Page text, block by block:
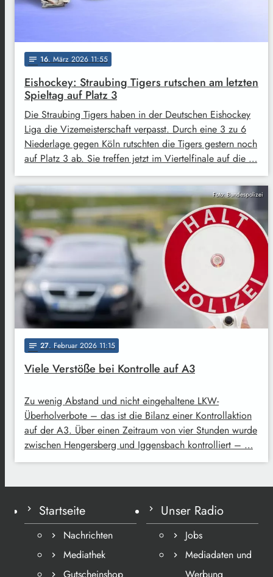
notes 16. März 2026 11:55
Eishockey: Straubing Tigers rutschen am letzten
Spieltag auf Platz 3
Die Straubing Tigers haben in der Deutschen Eishockey
Liga die Vizemeisterschaft verpasst. Durch eine 3 zu 6
Niederlage gegen Köln rutschten die Tigers gestern noch
auf Platz 3 ab. Sie treffen jetzt im Viertelfinale auf die …
Foto: Bundespolizei
notes 27. Februar 2026 11:15
Viele Verstöße bei Kontrolle auf A3
Zu wenig Abstand und nicht eingehaltene LKW-
Überholverbote – das ist die Bilanz einer Kontrollaktion
auf der A3. Über einen Zeitraum von vier Stunden wurde
zwischen Hengersberg und Iggensbach kontrolliert – …
Startseite
Nachrichten
Mediathek
Unser Radio
Jobs
Mediadaten und